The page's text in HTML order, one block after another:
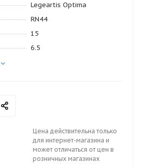
Legeartis Optima
RN44
15
6.5
Цена действительна только
для интернет-магазина и
может отличаться от цен в
розничных магазинах